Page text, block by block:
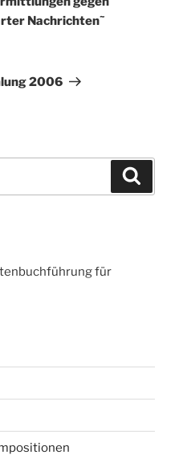
Nachrichten˜
2006